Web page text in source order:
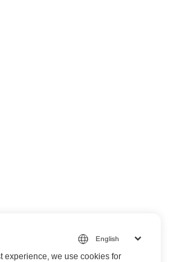
experience, we use cookies for